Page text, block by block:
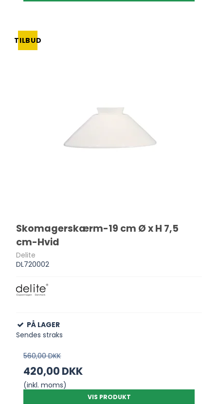
TILBUD
Skomagerskærm-19 cm Ø x H 7,5
cm-Hvid
Delite
DL720002
PÅ LAGER
Sendes straks
560,00 DKK
420,00 DKK
(inkl. moms)
VIS PRODUKT